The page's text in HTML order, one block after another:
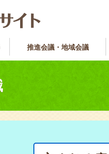
推進会議・地域会議